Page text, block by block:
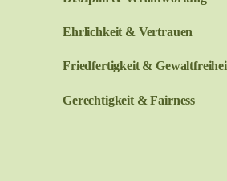
Ehrlichkeit & Vertrauen
Friedfertigkeit &
Gerechtigkeit & Fairness